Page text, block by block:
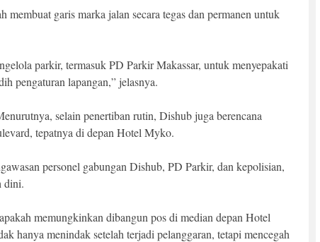
garis marka jalan secara tegas dan permanen untuk
parkir, termasuk PD Parkir Makassar, untuk menyepakati
pengaturan lapangan,” jelasnya.
selain penertiban rutin, Dishub juga berencana
tepatnya di depan Hotel Myko.
personel gabungan Dishub, PD Parkir, dan kepolisian,
dini.
memungkinkan dibangun pos di median depan Hotel
hanya menindak setelah terjadi pelanggaran, tetapi mencegah